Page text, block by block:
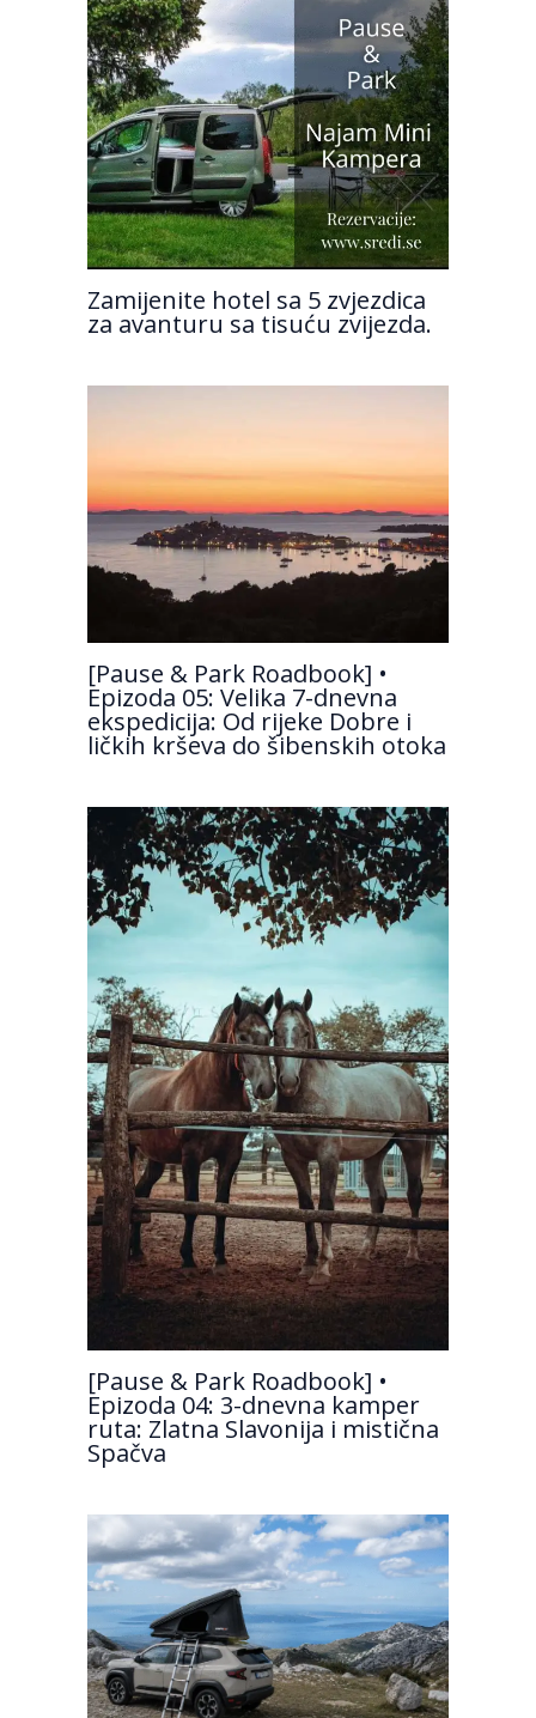
Zamijenite hotel sa 5 zvjezdica
za avanturu sa tisuću zvijezda.
[Pause & Park Roadbook] •
Epizoda 05: Velika 7-dnevna
ekspedicija: Od rijeke Dobre i
ličkih krševa do šibenskih otoka
[Pause & Park Roadbook] •
Epizoda 04: 3-dnevna kamper
ruta: Zlatna Slavonija i mistična
Spačva